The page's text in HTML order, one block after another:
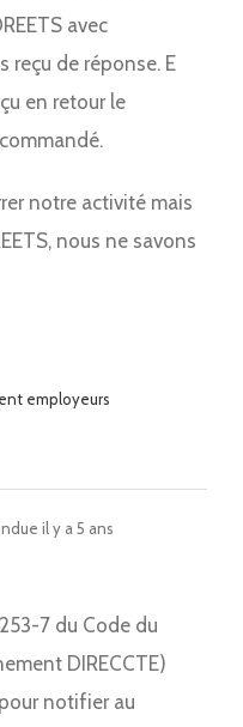
avec
reçu de réponse. E
en retour le
notre activité mais
nous ne savons
employeurs
il y a 5 ans
7 du Code du
DIRECCTE)
notifier au